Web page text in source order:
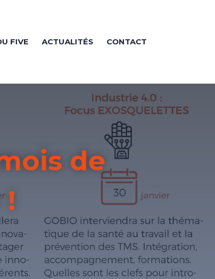
FIVE ACTUALITÉS CONTACT
de